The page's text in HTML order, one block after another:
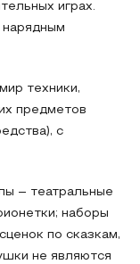
играх.
нарядным
техники,
предметов
с
– театральные
наборы
по сказкам,
не являются